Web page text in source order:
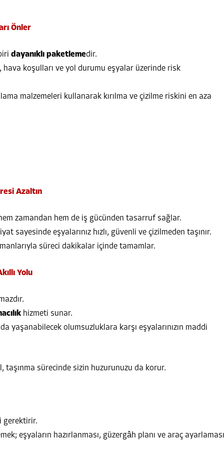
Önler
dayanıklı paketlemedir.
koşulları ve yol durumu eşyalar üzerinde risk
malzemeleri kullanarak kırılma ve çizilme riskini en aza
Azaltın
zamandan hem de iş gücünden tasarruf sağlar.
sayesinde eşyalarınız hızlı, güvenli ve çizilmeden taşınır.
süreci dakikalar içinde tamamlar.
Yolu
hizmeti sunar.
yaşanabilecek olumsuzluklara karşı eşyalarınızın maddi
taşınma sürecinde sizin huzurunuzu da korur.
gerektirir.
eşyaların hazırlanması, güzergâh planı ve araç ayarlaması